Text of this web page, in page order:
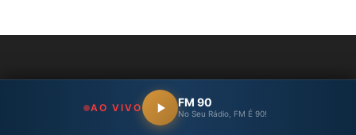
AO VIVO FM 90
No Seu Rádio, FM É 90!